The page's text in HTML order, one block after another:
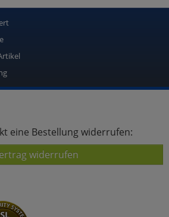
eine Bestellung widerrufen:
widerrufen